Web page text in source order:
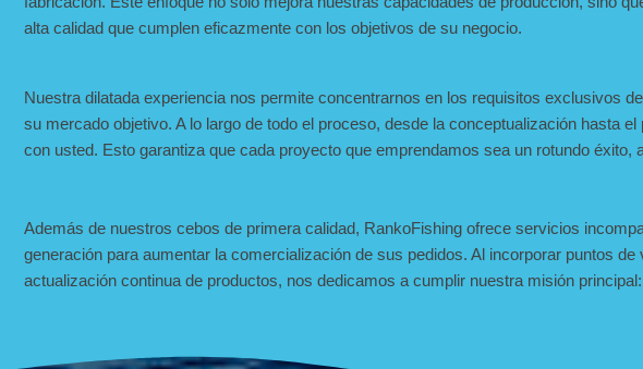
alta calidad que cumplen eficazmente con los objetivos de su negocio.
Nuestra dilatada experiencia nos permite concentrarnos en los requisitos exclusivos
su mercado objetivo. A lo largo de todo el proceso, desde la conceptualización hasta
con usted. Esto garantiza que cada proyecto que emprendamos sea un rotundo éxito,
Además de nuestros cebos de primera calidad, RankoFishing ofrece servicios
generación para aumentar la comercialización de sus pedidos. Al incorporar puntos
actualización continua de productos, nos dedicamos a cumplir nuestra misión